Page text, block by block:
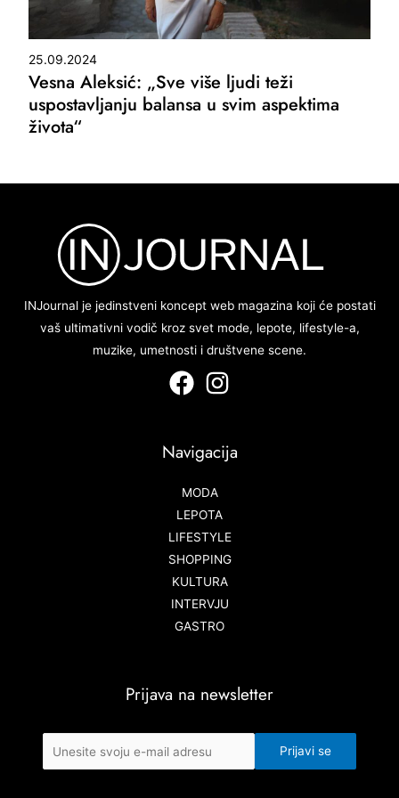
25.09.2024
Vesna Aleksić: „Sve više ljudi teži
uspostavljanju balansa u svim aspektima
života“
INJournal je jedinstveni koncept web magazina koji će postati
vaš ultimativni vodič kroz svet mode, lepote, lifestyle-a,
muzike, umetnosti i društvene scene.
Navigacija
MODA
LEPOTA
LIFESTYLE
SHOPPING
KULTURA
INTERVJU
GASTRO
Prijava na newsletter